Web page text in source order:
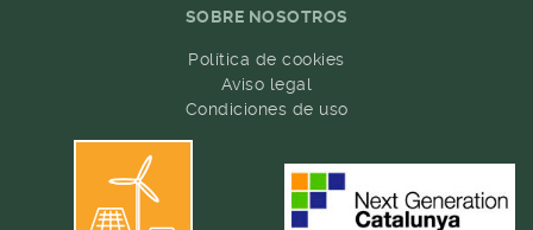
SOBRE NOSOTROS
Política de cookies
Aviso legal
Condiciones de uso